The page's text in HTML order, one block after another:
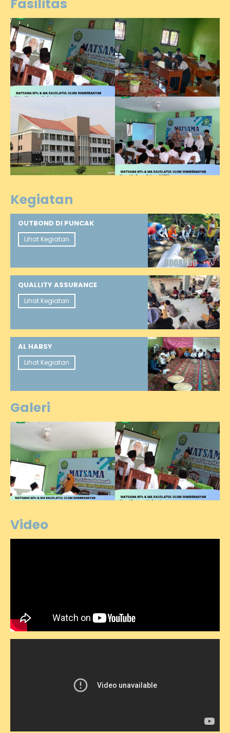
Fasilitas
Kegiatan
OUTBOND DI PUNCAK
Lihat Kegiatan
QUALLITY ASSURANCE
Lihat Kegiatan
AL HABSY
Lihat Kegiatan
Galeri
Video